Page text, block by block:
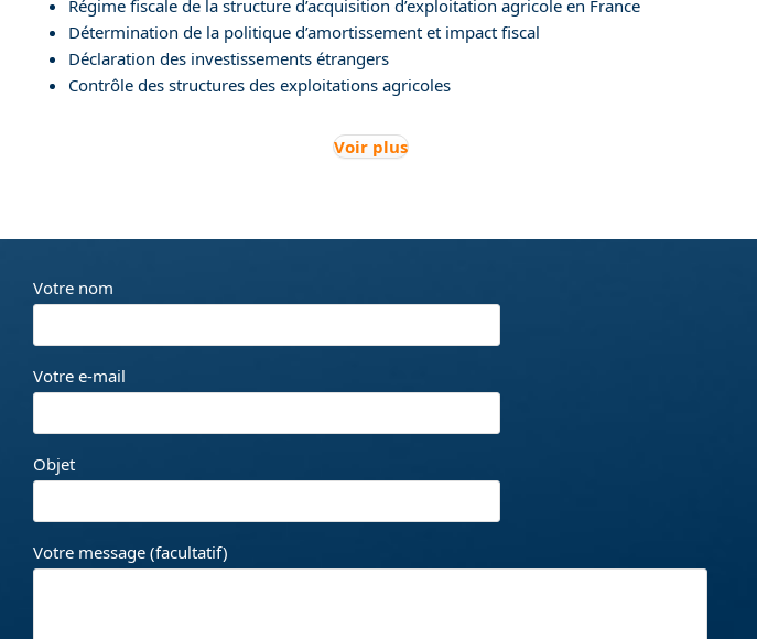
Régime fiscale de la structure d’acquisition d’exploitation agricole en France
Détermination de la politique d’amortissement et impact fiscal
Déclaration des investissements étrangers
Contrôle des structures des exploitations agricoles
Voir plus
Votre nom
Votre e-mail
Objet
Votre message (facultatif)